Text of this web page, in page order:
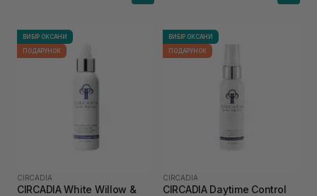
ВИБІР ОКСАНИ
ПОДАРУНОК
CIRCADIA
CIRCADIA White Willow &
ВИБІР ОКСАНИ
ПОДАРУНОК
CIRCADIA
CIRCADIA Daytime Control